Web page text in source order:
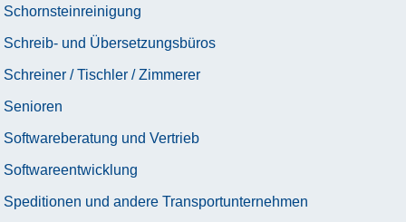
Schornsteinreinigung
Schreib- und Übersetzungsbüros
Schreiner / Tischler / Zimmerer
Senioren
Softwareberatung und Vertrieb
Softwareentwicklung
Speditionen und andere Transportunternehmen